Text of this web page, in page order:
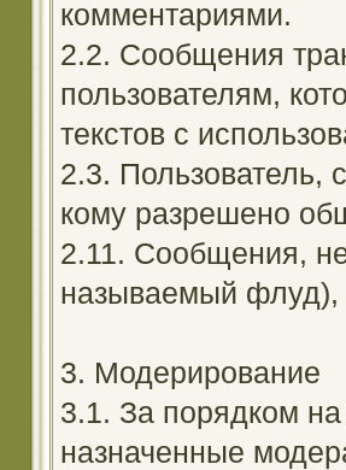
комментариями.
2.2. Сообщения
пользователям,
текстов с
2.3. Пользователь,
кому разрешено
2.11. Сообщения,
называемый флуд),
3. Модерирование
3.1. За порядком
назначенные